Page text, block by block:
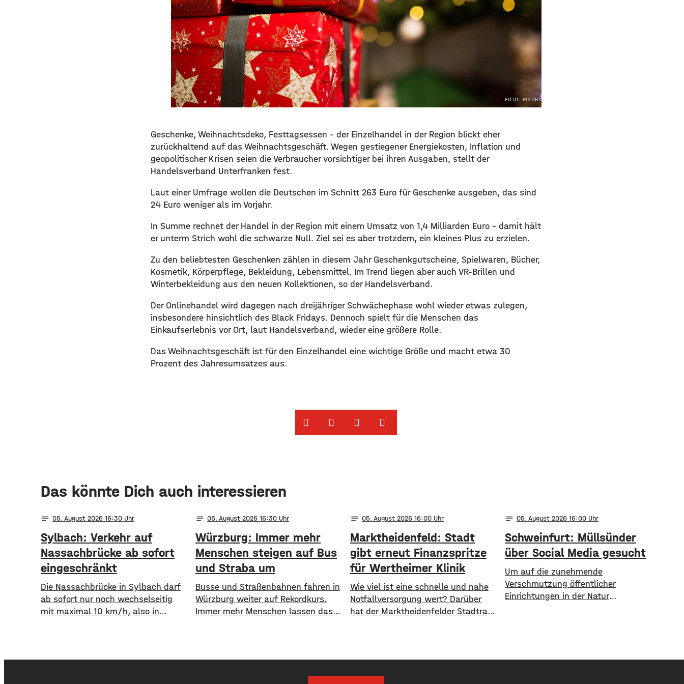
FOTO: PIXABAY.COM
Geschenke, Weihnachtsdeko, Festtagsessen – der Einzelhandel in der Region blickt eher
zurückhaltend auf das Weihnachtsgeschäft. Wegen gestiegener Energiekosten, Inflation und
geopolitischer Krisen seien die Verbraucher vorsichtiger bei ihren Ausgaben, stellt der
Handelsverband Unterfranken fest.
Laut einer Umfrage wollen die Deutschen im Schnitt 263 Euro für Geschenke ausgeben, das sind
24 Euro weniger als im Vorjahr.
In Summe rechnet der Handel in der Region mit einem Umsatz von 1,4 Milliarden Euro – damit hält
er unterm Strich wohl die schwarze Null. Ziel sei es aber trotzdem, ein kleines Plus zu erzielen.
Zu den beliebtesten Geschenken zählen in diesem Jahr Geschenkgutscheine, Spielwaren, Bücher,
Kosmetik, Körperpflege, Bekleidung, Lebensmittel. Im Trend liegen aber auch VR-Brillen und
Winterbekleidung aus den neuen Kollektionen, so der Handelsverband.
Der Onlinehandel wird dagegen nach dreijähriger Schwächephase wohl wieder etwas zulegen,
insbesondere hinsichtlich des Black Fridays. Dennoch spielt für die Menschen das
Einkaufserlebnis vor Ort, laut Handelsverband, wieder eine größere Rolle.
Das Weihnachtsgeschäft ist für den Einzelhandel eine wichtige Größe und macht etwa 30
Prozent des Jahresumsatzes aus.
Das könnte Dich auch interessieren
notes 05. August 2026 16:30
Sylbach: Verkehr auf
Nassachbrücke ab sofort
eingeschränkt
Die Nassachbrücke in Sylbach darf
ab sofort nur noch wechselseitig
mit maximal 10 km/h, also in
Landratsamt am
notes 05. August 2026 16:30
Würzburg: Immer mehr
Menschen steigen auf Bus
und Straba um
​​Busse und Straßenbahnen fahren in
Würzburg weiter auf Rekordkurs.
Immer mehr Menschen lassen das
im ersten Halbjahr 2026 so viele
notes 05. August 2026 16:00
Marktheidenfeld: Stadt
gibt erneut Finanzspritze
für Wertheimer Klinik
​​Wie viel ist eine schnelle und nahe
Notfallversorgung wert? Darüber
hat der Marktheidenfelder Stadtrat
Bürgerspital in Wertheim finanziell
notes 05. August 2026 16:00
Schweinfurt: Müllsünder
über Social Media gesucht
Um auf die zunehmende
Verschmutzung öffentlicher
Einrichtungen in der Natur
zahlreichen Bildern die